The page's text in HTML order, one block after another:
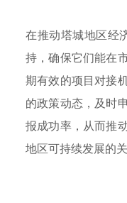
在推动塔城地区经
持，确保它们能在
期有效的项目对接
的政策动态，及时
报成功率，从而推
地区可持续发展的关